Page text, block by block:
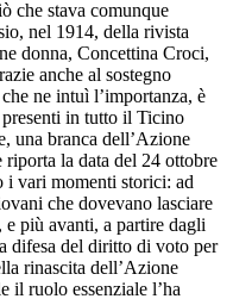
che stava comunque
nel 1914, della rivista
donna, Concettina Croci,
anche al sostegno
ne intuì l’importanza, è
in tutto il Ticino
una branca dell’Azione
la data del 24 ottobre
i vari momenti storici: ad
che dovevano lasciare
più avanti, a partire dagli
difesa del diritto di voto per
rinascita dell’Azione
il ruolo essenziale l’ha